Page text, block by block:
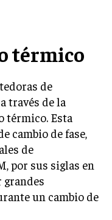
térmico
de
través de la
térmico. Esta
cambio de fase,
de
por sus siglas en
grandes
un cambio de